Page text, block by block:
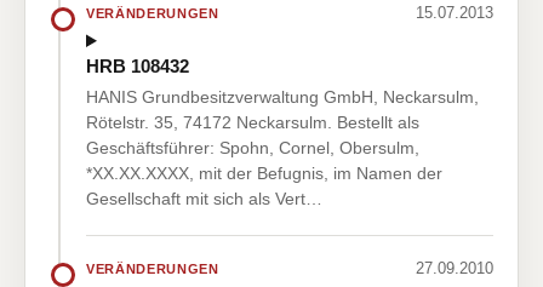
VERÄNDERUNGEN 15.07.2013
HRB 108432
HANIS Grundbesitzverwaltung GmbH, Neckarsulm,
Rötelstr. 35, 74172 Neckarsulm. Bestellt als
Geschäftsführer: Spohn, Cornel, Obersulm,
*XX.XX.XXXX, mit der Befugnis, im Namen der
Gesellschaft mit sich als Vert…
VERÄNDERUNGEN 27.09.2010